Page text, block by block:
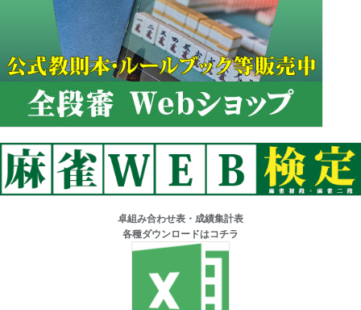
卓組み合わせ表・成績集計表
各種ダウンロードはコチラ